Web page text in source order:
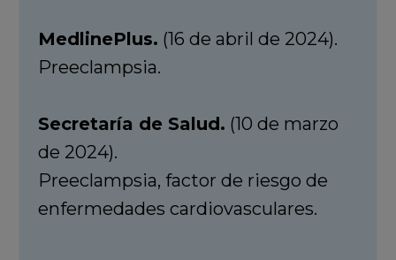
MedlinePlus. (16 de abril de 2024).
Preeclampsia.
Secretaría de Salud. (10 de marzo
de 2024).
Preeclampsia, factor de riesgo de
enfermedades cardiovasculares.